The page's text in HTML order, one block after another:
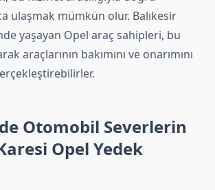
ulaşmak mümkün olur. Balıkesir
yaşayan Opel araç sahipleri, bu
araçlarının bakımını ve onarımını
Otomobil Severlerin
Opel Yedek